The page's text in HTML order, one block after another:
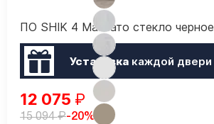
ПО SHIK 4 Макиато стекло черное
Установкакаждой двери
12 075 ₽
15 094₽-20%